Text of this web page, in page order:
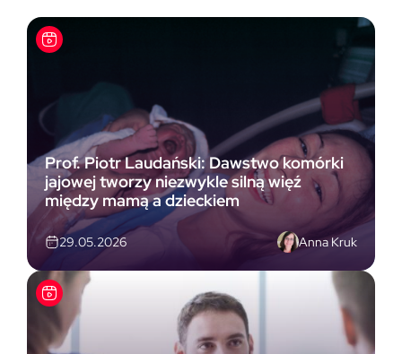
Prof. Piotr Laudański: Dawstwo komórki
jajowej tworzy niezwykle silną więź
między mamą a dzieckiem
29.05.2026 Anna Kruk